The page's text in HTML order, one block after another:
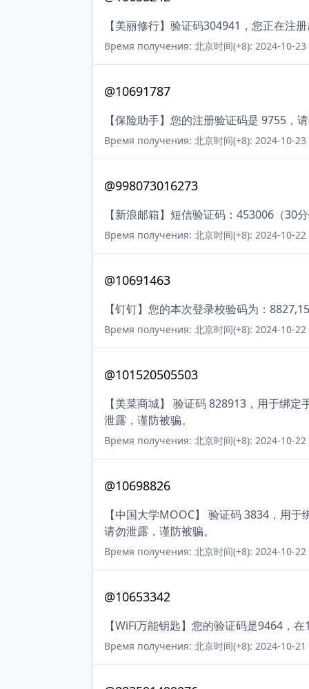
【美丽修行】验证码304941，您正在注
Время получения: 北京时间(+8): 2024-10-
@10691787
【保险助手】您的注册验证码是 9755，
Время получения: 北京时间(+8): 2024-10-
@998073016273
【新浪邮箱】短信验证码：453006（30
Время получения: 北京时间(+8): 2024-10-
@10691463
【钉钉】您的本次登录校验码为：
Время получения: 北京时间(+8): 2024-10-
@101520505503
【美菜商城】 验证码 828913，用于绑
泄露，谨防被骗。
Время получения: 北京时间(+8): 2024-10-
@10698826
【中国大学MOOC】 验证码 3834，用
请勿泄露，谨防被骗。
Время получения: 北京时间(+8): 2024-10-
@10653342
【WiFi万能钥匙】您的验证码是9464，
Время получения: 北京时间(+8): 2024-10-